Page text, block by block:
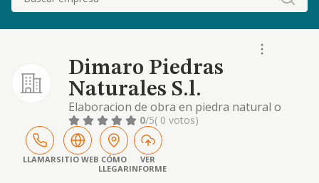
Dimaro Piedras
Naturales S.l.
Elaboracion de obra en piedra natural o
artificial. preparacion y montaje de
estructuras y cubriciones en edificaciones.
instalaciones electricas y de fontaneria.
revestimientos de exteriores e interiores.
preparacion y
0/5( 0 votos)
LLAMARSITIO WEB CÓMO
LLEGAR
VER
INFORME